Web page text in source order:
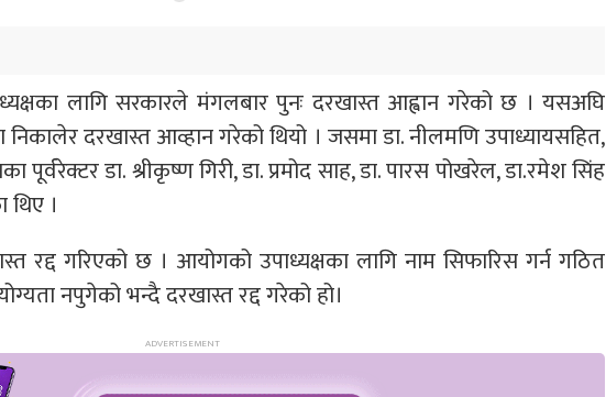
लागि सरकारले मंगलबार पुनः दरखास्त आह्वान गरेको छ । यसअघि
दरखास्त आव्हान गरेको थियो । जसमा डा. नीलमणि उपाध्यायसहित,
पूर्वरेक्टर डा. श्रीकृष्ण गिरी, डा. प्रमोद साह, डा. पारस पोखरेल, डा.रमेश सिंह
।
गरिएको छ । आयोगको उपाध्यक्षका लागि नाम सिफारिस गर्न गठित
नपुगेको भन्दै दरखास्त रद्द गरेको हो।